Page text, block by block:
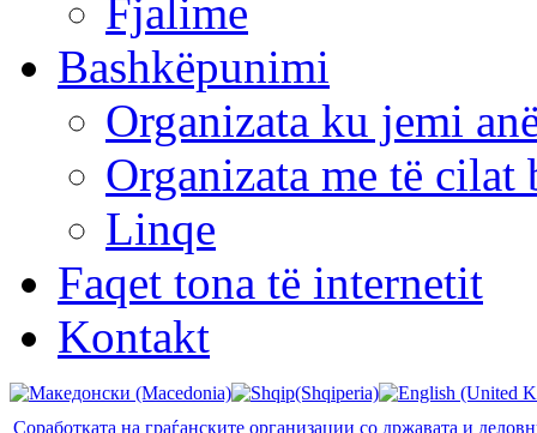
Fjalime
Bashkëpunimi
Organizata ku jemi
Organizata me të cilat
Linqe
Faqet tona të internetit
Kontakt
Соработката на граѓанските организации со државата и